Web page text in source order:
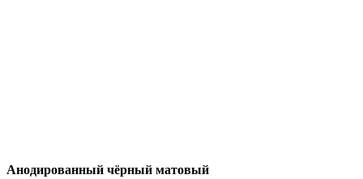
Анодированный чёрный матовый